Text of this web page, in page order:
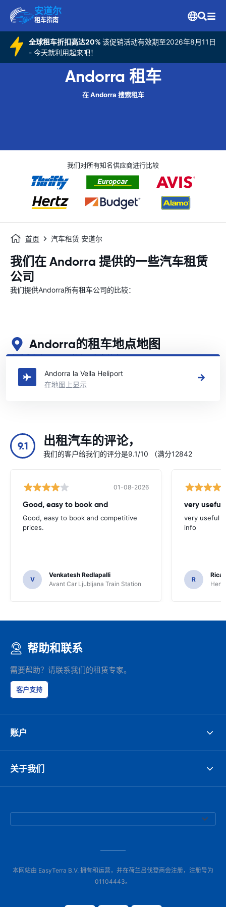
安道尔
租车指南
全球租车折扣高达20% 该促销活动有效期至2026年8月11日
- 今天就利用起来吧！
Andorra 租车
在 Andorra 搜索租车
我们对所有知名供应商进行比较
首页 汽车租赁 安道尔
我们在 Andorra 提供的一些汽车租赁
公司
我们提供Andorra所有租车公司的比较：
Andorra的租车地点地图
查看我们在Andorra的主要租车地点
Andorra la Vella Heliport
在地图上显示
9.1 出租汽车的评论，
我们的客户给我们的评分是9.1/10 （满分12842
01-08-2026
Good, easy to book and
Good, easy to book and competitive
prices.
V
Venkatesh Redlapalli
Avant Car Ljubljana Train Station
very useful
very useful
info
R
帮助和联系
需要帮助？请联系我们的租赁专家。
客户支持
账户
关于我们
本网站由 EasyTerra B.V. 拥有和运营，并在荷兰吕伐登商会注册，注册号为
01104443。